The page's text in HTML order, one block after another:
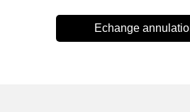
Echange